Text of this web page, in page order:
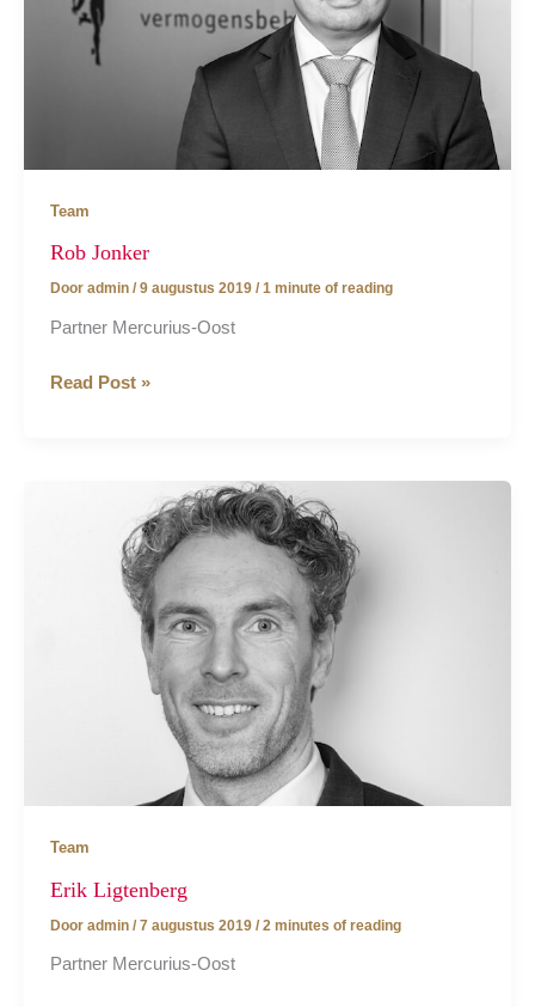
Team
Rob Jonker
Door admin / 9 augustus 2019 / 1 minute of reading
Partner Mercurius-Oost
Rob
Read Post »
Team
Erik Ligtenberg
Door admin / 7 augustus 2019 / 2 minutes of reading
Partner Mercurius-Oost